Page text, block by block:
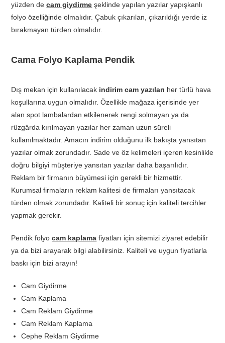
yüzden decam giydirme şeklinde yapılan yazılar yapışkanlı
folyo özelliğinde olmalıdır. Çabuk çıkarılan, çıkarıldığı yerde iz
bırakmayan türden olmalıdır.
Cama Folyo Kaplama Pendik
Dış mekan için kullanılacak indirim cam yazıları her türlü hava
koşullarına uygun olmalıdır. Özellikle mağaza içerisinde yer
alan spot lambalardan etkilenerek rengi solmayan ya da
rüzgârda kırılmayan yazılar her zaman uzun süreli
kullanılmaktadır. Amacın indirim olduğunu ilk bakışta yansıtan
yazılar olmak zorundadır. Sade ve öz kelimeleri içeren kesinlikle
doğru bilgiyi müşteriye yansıtan yazılar daha başarılıdır.
Reklam bir firmanın büyümesi için gerekli bir hizmettir.
Kurumsal firmaların reklam kalitesi de firmaları yansıtacak
türden olmak zorundadır. Kaliteli bir sonuç için kaliteli tercihler
yapmak gerekir.
Pendik folyocam kaplama fiyatları için sitemizi ziyaret edebilir
ya da bizi arayarak bilgi alabilirsiniz. Kaliteli ve uygun fiyatlarla
baskı için bizi arayın!
Cam Giydirme
Cam Kaplama
Cam Reklam Giydirme
Cam Reklam Kaplama
Cephe Reklam Giydirme